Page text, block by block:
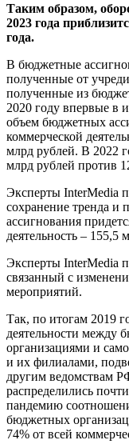
Таким образом,
2023 года
года.
В бюджетные
полученные от
полученные из
2020 году впервые в
объем бюджетных
коммерческой
млрд рублей. В 2022
млрд рублей против
Эксперты InterMedia
сохранение тренда и
ассигнования
деятельность – 155,5
Эксперты InterMedia
связанный с
мероприятий.
Так, по итогам 2019
деятельности между
организациями и
и их филиалами,
другим ведомствам
распределились
пандемию
бюджетных
74% от всей